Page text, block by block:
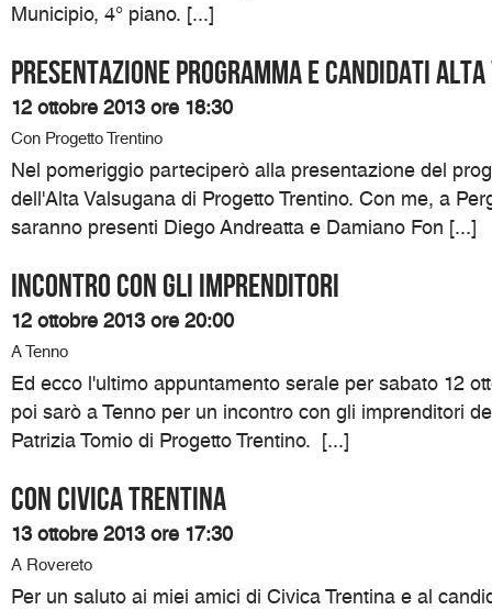
Municipio, 4° piano. [...]
Presentazione programma e candidati Alta
12 ottobre 2013 ore 18:30
Con Progetto Trentino
Nel pomeriggio parteciperò alla presentazione del
dell'Alta Valsugana di Progetto Trentino. Con me, a
saranno presenti Diego Andreatta e Damiano Fon [...]
Incontro con gli imprenditori
12 ottobre 2013 ore 20:00
A Tenno
Ed ecco l'ultimo appuntamento serale per sabato 12
poi sarò a Tenno per un incontro con gli imprenditori
Patrizia Tomio di Progetto Trentino. [...]
Con Civica Trentina
13 ottobre 2013 ore 17:30
A Rovereto
Per un saluto ai miei amici di Civica Trentina e al